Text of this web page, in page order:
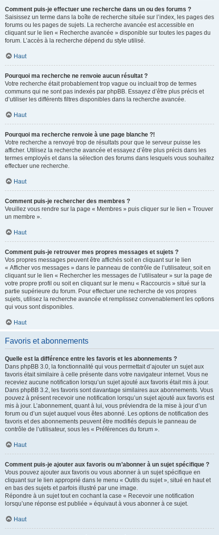
Comment puis-je effectuer une recherche dans un ou des forums ?
Saisissez un terme dans la boîte de recherche située sur l’index, les pages des
forums ou les pages de sujets. La recherche avancée est accessible en
cliquant sur le lien « Recherche avancée » disponible sur toutes les pages du
forum. L’accès à la recherche dépend du style utilisé.
Haut
Pourquoi ma recherche ne renvoie aucun résultat ?
Votre recherche était probablement trop vague ou incluait trop de termes
communs qui ne sont pas indexés par phpBB. Essayez d’être plus précis et
d’utiliser les différents filtres disponibles dans la recherche avancée.
Haut
Pourquoi ma recherche renvoie à une page blanche ?!
Votre recherche a renvoyé trop de résultats pour que le serveur puisse les
afficher. Utilisez la recherche avancée et essayez d’être plus précis dans les
termes employés et dans la sélection des forums dans lesquels vous souhaitez
effectuer une recherche.
Haut
Comment puis-je rechercher des membres ?
Veuillez vous rendre sur la page « Membres » puis cliquer sur le lien « Trouver
un membre ».
Haut
Comment puis-je retrouver mes propres messages et sujets ?
Vos propres messages peuvent être affichés soit en cliquant sur le lien
« Afficher vos messages » dans le panneau de contrôle de l’utilisateur, soit en
cliquant sur le lien « Rechercher les messages de l’utilisateur » sur la page de
votre propre profil ou soit en cliquant sur le menu « Raccourcis » situé sur la
partie supérieure du forum. Pour effectuer une recherche de vos propres
sujets, utilisez la recherche avancée et remplissez convenablement les options
qui vous sont disponibles.
Haut
Favoris et abonnements
Quelle est la différence entre les favoris et les abonnements ?
Dans phpBB 3.0, la fonctionnalité qui vous permettait d’ajouter un sujet aux
favoris était similaire à celle présente dans votre navigateur internet. Vous ne
receviez aucune notification lorsqu’un sujet ajouté aux favoris était mis à jour.
Dans phpBB 3.2, les favoris sont davantage similaires aux abonnements. Vous
pouvez à présent recevoir une notification lorsqu’un sujet ajouté aux favoris est
mis à jour. L’abonnement, quant à lui, vous préviendra de la mise à jour d’un
forum ou d’un sujet auquel vous êtes abonné. Les options de notification des
favoris et des abonnements peuvent être modifiés depuis le panneau de
contrôle de l’utilisateur, sous les « Préférences du forum ».
Haut
Comment puis-je ajouter aux favoris ou m’abonner à un sujet spécifique ?
Vous pouvez ajouter aux favoris ou vous abonner à un sujet spécifique en
cliquant sur le lien approprié dans le menu « Outils du sujet », situé en haut et
en bas des sujets et parfois illustré par une image.
Répondre à un sujet tout en cochant la case « Recevoir une notification
lorsqu’une réponse est publiée » équivaut à vous abonner à ce sujet.
Haut